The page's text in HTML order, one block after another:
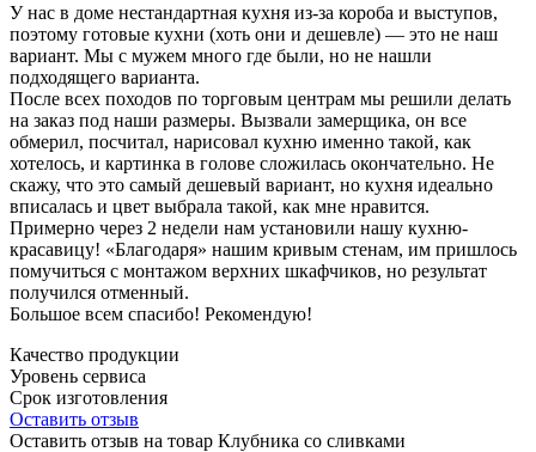
У нас в доме нестандартная кухня из-за короба и выступов,
поэтому готовые кухни (хоть они и дешевле) — это не наш
вариант. Мы с мужем много где были, но не нашли
подходящего варианта.
После всех походов по торговым центрам мы решили делать
на заказ под наши размеры. Вызвали замерщика, он все
обмерил, посчитал, нарисовал кухню именно такой, как
хотелось, и картинка в голове сложилась окончательно. Не
скажу, что это самый дешевый вариант, но кухня идеально
вписалась и цвет выбрала такой, как мне нравится.
Примерно через 2 недели нам установили нашу кухню-
красавицу! «Благодаря» нашим кривым стенам, им пришлось
помучиться с монтажом верхних шкафчиков, но результат
получился отменный.
Большое всем спасибо! Рекомендую!
Качество продукции
Уровень сервиса
Срок изготовления
Оставить отзыв
Оставить отзыв на товар Клубника со сливками